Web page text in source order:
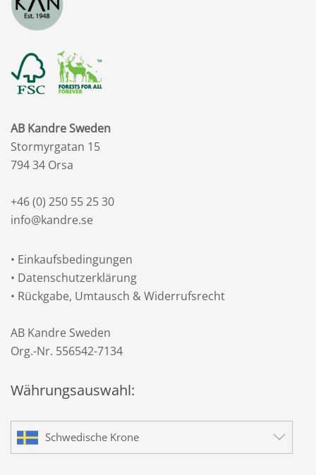
AB Kandre Sweden
Stormyrgatan 15
794 34 Orsa
+46 (0) 250 55 25 30
info@kandre.se
• Einkaufsbedingungen
• Datenschutzerklärung
• Rückgabe, Umtausch & Widerrufsrecht
AB Kandre Sweden
Org.-Nr. 556542-7134
Währungsauswahl:
Schwedische Krone